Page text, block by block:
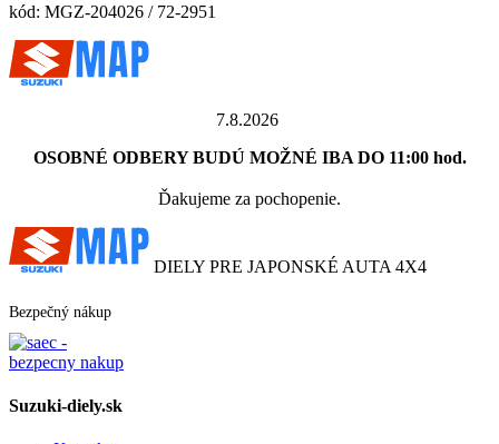
kód: MGZ-204026 / 72-2951
7.8.2026
OSOBNÉ ODBERY BUDÚ MOŽNÉ IBA DO 11:00 hod.
Ďakujeme za pochopenie.
DIELY PRE JAPONSKÉ AUTA 4X4
Bezpečný nákup
Suzuki-diely.sk